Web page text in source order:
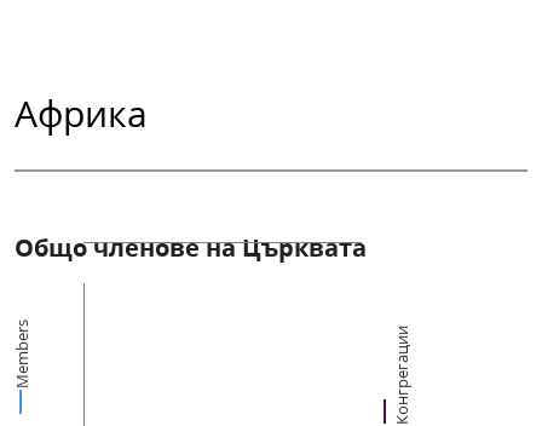
Африка
Общо членове на Църквата
Members Конгрегации